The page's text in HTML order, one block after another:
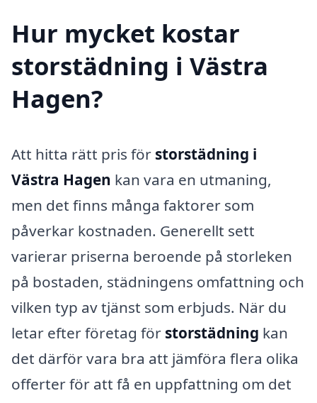
Hur mycket kostar
storstädning i Västra
Hagen?
Att hitta rätt pris för storstädning i
Västra Hagen kan vara en utmaning,
men det finns många faktorer som
påverkar kostnaden. Generellt sett
varierar priserna beroende på storleken
på bostaden, städningens omfattning och
vilken typ av tjänst som erbjuds. När du
letar efter företag för storstädning kan
det därför vara bra att jämföra flera olika
offerter för att få en uppfattning om det